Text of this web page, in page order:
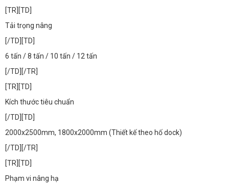
[TR][TD]
Tải trọng nâng
[/TD][TD]
6 tấn / 8 tấn / 10 tấn / 12 tấn
[/TD][/TR]
[TR][TD]
Kích thước tiêu chuẩn
[/TD][TD]
2000x2500mm, 1800x2000mm (Thiết kế theo hố dock)
[/TD][/TR]
[TR][TD]
Phạm vi nâng hạ